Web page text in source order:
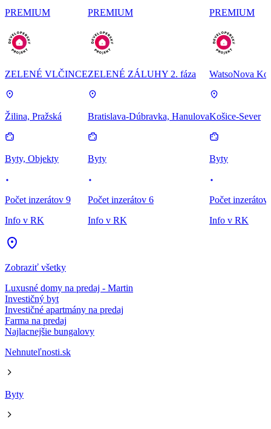
PREMIUM
ZELENÉ VLČINCE
Žilina, Pražská
Byty, Objekty
Počet inzerátov 9
Info v RK
PREMIUM
ZELENÉ ZÁLUHY 2. fáza
Bratislava-Dúbravka, Hanulova
Byty
Počet inzerátov 6
Info v RK
PREMIUM
WatsoNova
Košice-Sever
Byty
Počet inzerátov
Info v RK
Zobraziť všetky
Luxusné domy na predaj - Martin
Investičný byt
Investičné apartmány na predaj
Farma na predaj
Najlacnejšie bungalovy
Nehnuteľnosti.sk
Byty